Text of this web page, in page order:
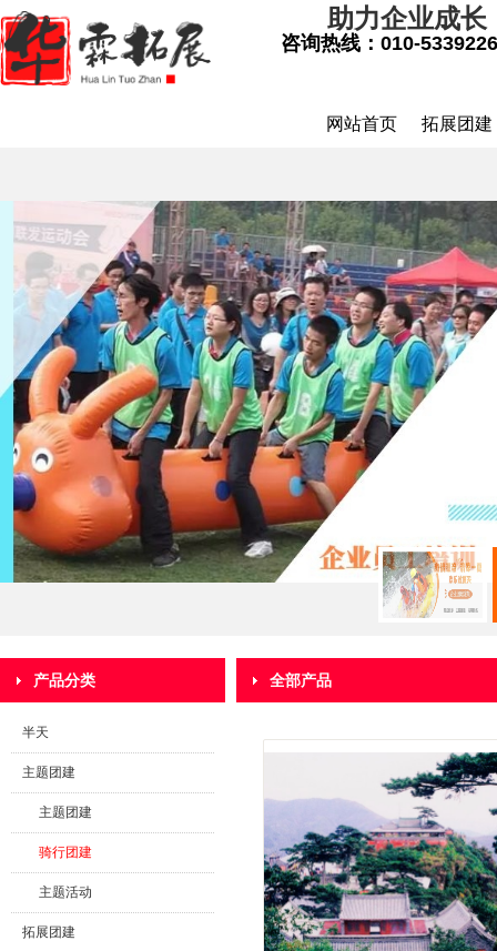
助力企业成
咨询热线： 010-
网站首页 拓展团建
产品分类
半天
主题团建
主题团建
骑行团建
主题活动
拓展团建
全部产品